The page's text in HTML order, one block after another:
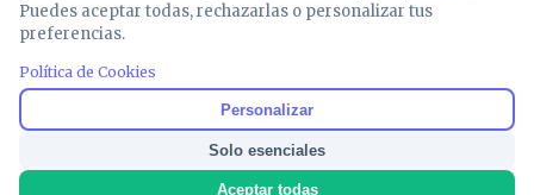
Puedes aceptar todas, rechazarlas o personalizar tus
preferencias.
Política de Cookies
Personalizar
Solo esenciales
Aceptar todas